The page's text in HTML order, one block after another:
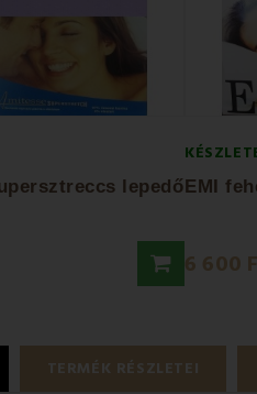
lepedő
6 600
TERMÉK RÉSZLETEI